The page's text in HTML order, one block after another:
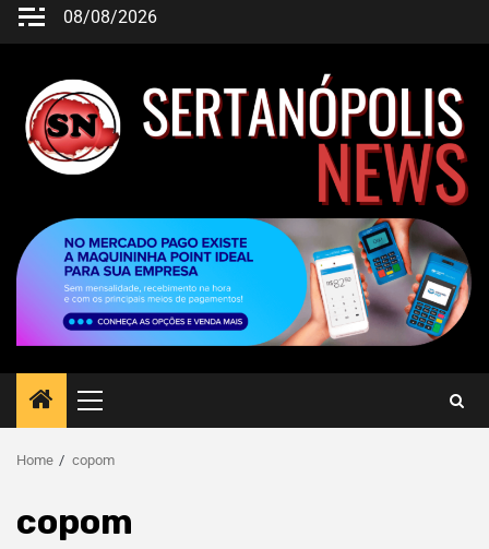
08/08/2026
Home copom
copom